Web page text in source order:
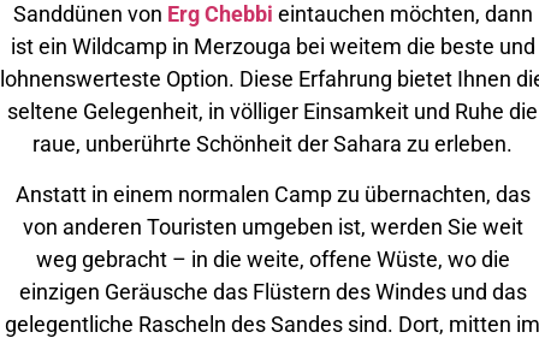
Sanddünen von Erg Chebbi eintauchen möchten, dann
ist ein Wildcamp in Merzouga bei weitem die beste und
lohnenswerteste Option. Diese Erfahrung bietet Ihnen
seltene Gelegenheit, in völliger Einsamkeit und Ruhe die
raue, unberührte Schönheit der Sahara zu erleben.
Anstatt in einem normalen Camp zu übernachten, das
von anderen Touristen umgeben ist, werden Sie weit
weg gebracht – in die weite, offene Wüste, wo die
einzigen Geräusche das Flüstern des Windes und das
gelegentliche Rascheln des Sandes sind. Dort, mitten im